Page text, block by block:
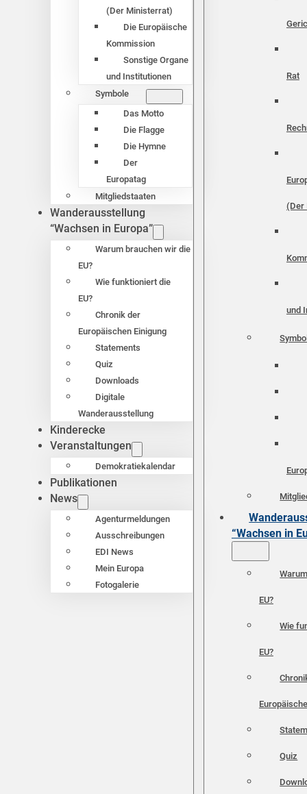
(Der Ministerrat)
Die Europäische
Kommission
Sonstige Organe
und Institutionen
Symbole
Das Motto
Die Flagge
Die Hymne
Der
Europatag
Mitgliedstaaten
Wanderausstellung
“Wachsen in Europa”
Warum brauchen wir die
EU?
Wie funktioniert die
EU?
Chronik der
Europäischen Einigung
Statements
Quiz
Downloads
Digitale
Wanderausstellung
Kinderecke
Veranstaltungen
Demokratiekalendar
Publikationen
News
Agenturmeldungen
Ausschreibungen
EDI News
Mein Europa
Fotogalerie
Rat
(Der
und
“Wachsen in
EU?
Wie
EU?
Quiz